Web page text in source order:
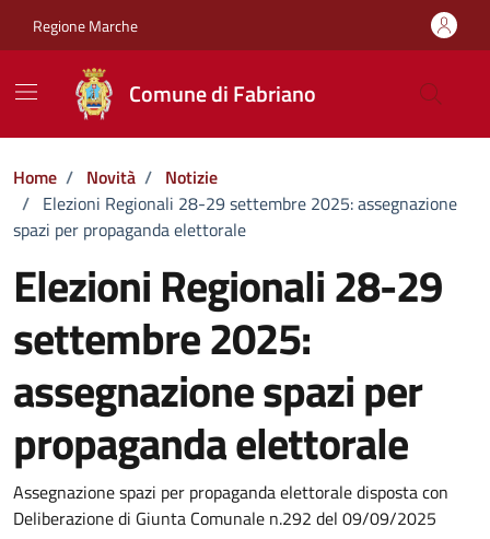
Regione Marche
Comune di Fabriano
Home / Novità / Notizie
/ Elezioni Regionali 28-29 settembre 2025: assegnazione
spazi per propaganda elettorale
Elezioni Regionali 28-29
settembre 2025:
assegnazione spazi per
propaganda elettorale
Dettagli della notizia
Assegnazione spazi per propaganda elettorale disposta con
Deliberazione di Giunta Comunale n.292 del 09/09/2025